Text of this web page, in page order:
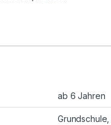
ab 6 Jahren
Grundschule